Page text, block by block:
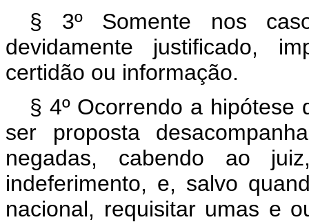
§ 3º Somente nos
devidamente justificado,
certidão ou informação.
§ 4º Ocorrendo a hipótese
ser proposta
negadas, cabendo ao
indeferimento, e, salvo
nacional, requisitar umas e